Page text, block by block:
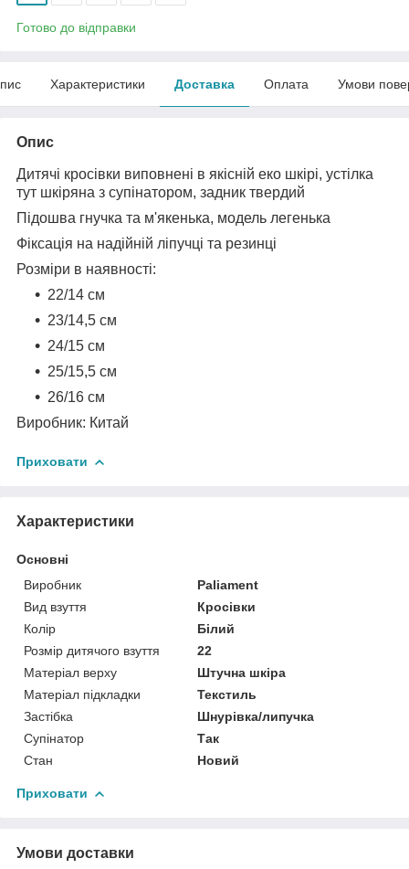
Готово до відправки
Характеристики Доставка Оплата Умови
Опис
Дитячі кросівки виповнені в якісній еко шкірі, устілка
тут шкіряна з супінатором, задник твердий
Підошва гнучка та м'якенька, модель легенька
Фіксація на надійній ліпучці та резинці
Розміри в наявності:
22/14 см
23/14,5 см
24/15 см
25/15,5 см
26/16 см
Виробник: Китай
Приховати
Характеристики
Основні
Виробник
Paliament
Вид взуття
Кросівки
Колір
Білий
Розмір дитячого взуття
22
Матеріал верху
Штучна шкіра
Матеріал підкладки
Текстиль
Застібка
Шнурівка/липучка
Супінатор
Так
Стан
Новий
Приховати
Умови доставки